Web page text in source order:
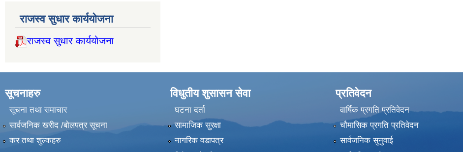
राजस्व सुधार कार्ययोजना
राजस्व सुधार कार्ययोजना
सूचनाहरु
सूचना तथा समाचार
सार्वजनिक खरीद /बोलपत्र सूचना
कर तथा शुल्कहरु
विधुतीय शुसासन सेवा
घटना दर्ता
सामाजिक सुरक्षा
नागरिक वडापत्र
प्रतिवेदन
वार्षिक प्रगति प्रतिवेदन
चौमासिक प्रगति प्रतिवेदन
सार्वजनिक सुनुवाई